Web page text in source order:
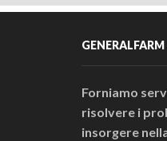
GENERALFARM
Forniamo
risolvere i
insorgere